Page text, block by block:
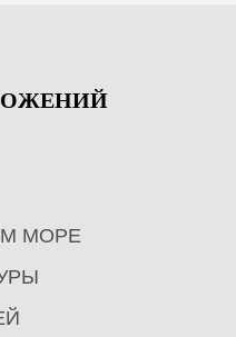
МОРЕ